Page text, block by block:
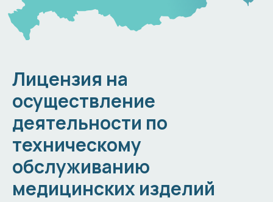
Лицензия на
осуществление
деятельности по
техническому
обслуживанию
медицинских изделий